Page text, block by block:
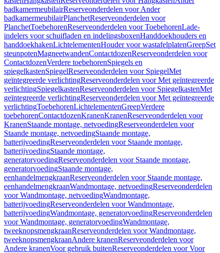
badkamermeubilairReserveonderdelen voor Ander
badkamermeubilairPlanchetReserveonderdelen voor
PlanchetToebehorenReserveonderdelen voor ToebehorenLade-
indelers voor schuifladen en indelingsboxenHanddoekhouders en
handdoekhakenLichtelementenHouder voor wastafelplatenGreepSet
steunpotenMagneetwandenContactdozenReserveonderdelen voor
ContactdozenVerdere toebehorenSpiegels en
spiegelkastenSpiegelReserveonderdelen voor SpiegelMet
geïntegreerde verlichtingReserveonderdelen voor Met geïntegreerde
verlichtingSpiegelkastenReserveonderdelen voor SpiegelkastenMet
geïntegreerde verlichtingReserveonderdelen voor Met geïntegreerde
verlichtingToebehorenLichtelementenGreepVerdere
toebehorenContactdozenKranenKranenReserveonderdelen voor
KranenStaande montage, netvoedingReserveonderdelen voor
Staande montage, netvoedingStaande montage,
batterijvoedingReserveonderdelen voor Staande montage,
batterijvoedingStaande montage,
generatorvoedingReserveonderdelen voor Staande montage,
generatorvoedingStaande montage,
eenhandelmengkraanReserveonderdelen voor Staande montage,
eenhandelmengkraanWandmontage, netvoedingReserveonderdelen
voor Wandmontage, netvoedingWandmontage,
batterijvoedingReserveonderdelen voor Wandmontage,
batterijvoedingWandmontage, generatorvoedingReserveonderdelen
voor Wandmontage, generatorvoedingWandmontage,
tweeknopsmengkraanReserveonderdelen voor Wandmontage,
tweeknopsmengkraanAndere kranenReserveonderdelen voor
Andere kranenVoor gebruik buitenReserveonderdelen voor Voor